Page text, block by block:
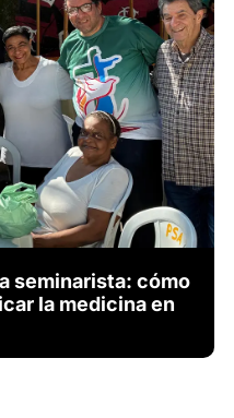
seminarista: cómo
la medicina en